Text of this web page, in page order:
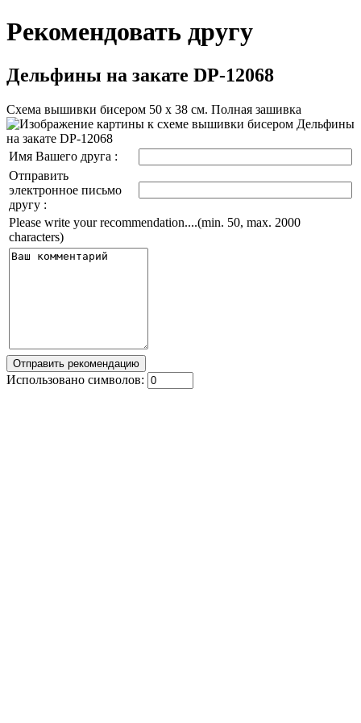
Рекомендовать другу
Дельфины на закате DP-12068
Схема вышивки бисером 50 х 38 см. Полная зашивка
Имя Вашего друга :
Отправить
электронное письмо
другу :
Please write your recommendation....(min. 50, max. 2000
characters)
Использовано символов: